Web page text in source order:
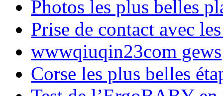
Photos les plus belles
Prise de contact avec
wwwqiuqin23com gews
Corse les plus belles